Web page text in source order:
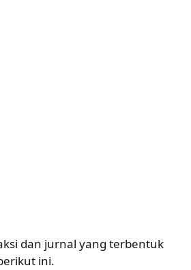
dan jurnal yang terbentuk
ini.